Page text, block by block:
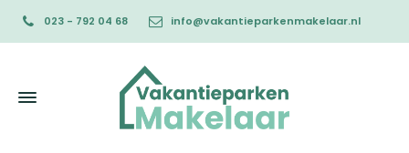
023 - 792 04 68 info@vakantieparkenmakelaar.nl